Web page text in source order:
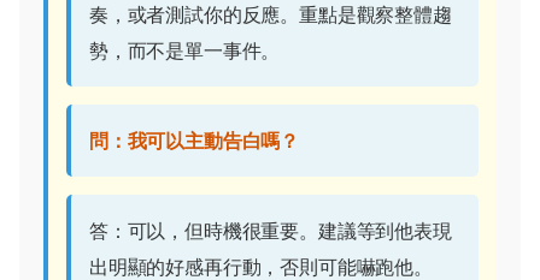
奏，或者測試你的反應。重點是觀察整體趨
勢，而不是單一事件。
問：我可以主動告白嗎？
答：可以，但時機很重要。建議等到他表現
出明顯的好感再行動，否則可能嚇跑他。